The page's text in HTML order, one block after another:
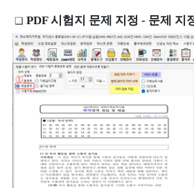
PDF 시험지 문제 지정 - 문제 지